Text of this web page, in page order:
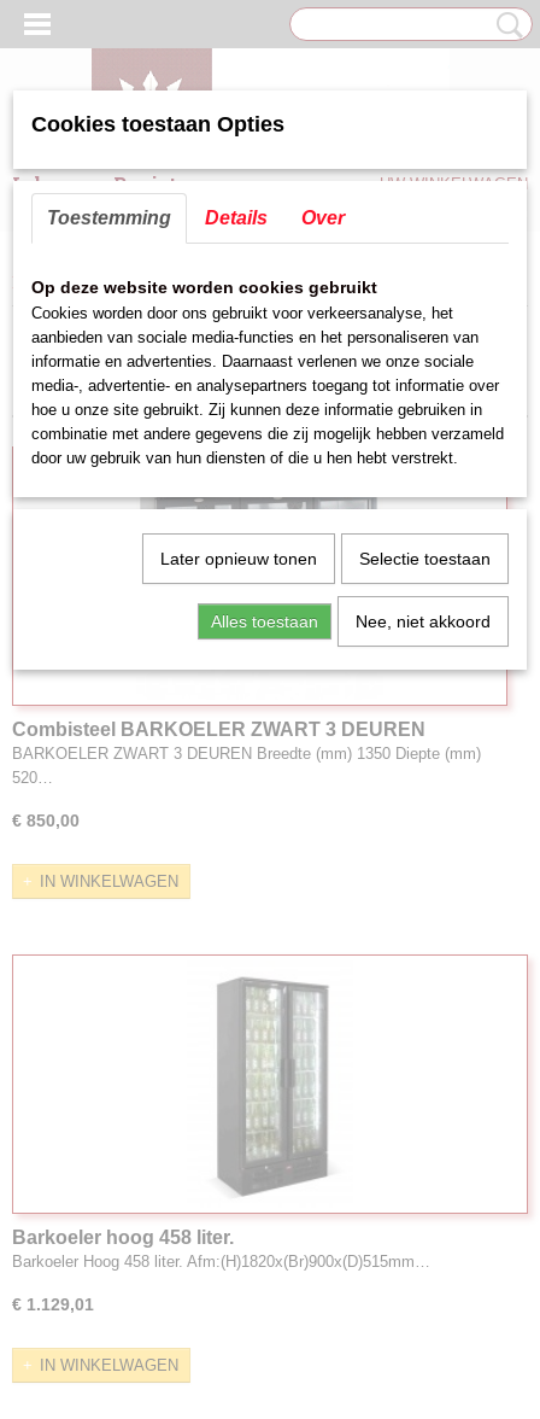
Inloggen Registreren UW WINKELWAGEN
Home>Koel/Vries apparatuur>Display koeler
Sorteer op:
Combisteel BARKOELER ZWART 3 DEUREN
ArtNr:7527.0040
BARKOELER ZWART 3 DEUREN Breedte (mm) 1350 Diepte (mm)
520…
€ 850,00
IN WINKELWAGEN
Barkoeler hoog 458 liter.
Barkoeler Hoog 458 liter. Afm:(H)1820x(Br)900x(D)515mm…
€ 1.129,01
IN WINKELWAGEN
Cookies toestaan Opties
Toestemming Details Over
Op deze website worden cookies gebruikt
Cookies worden door ons gebruikt voor verkeersanalyse, het
aanbieden van sociale media-functies en het personaliseren van
informatie en advertenties. Daarnaast verlenen we onze sociale
media-, advertentie- en analysepartners toegang tot informatie over
hoe u onze site gebruikt. Zij kunnen deze informatie gebruiken in
combinatie met andere gegevens die zij mogelijk hebben verzameld
door uw gebruik van hun diensten of die u hen hebt verstrekt.
Later opnieuw tonen Selectie toestaan
Alles toestaan Nee, niet akkoord